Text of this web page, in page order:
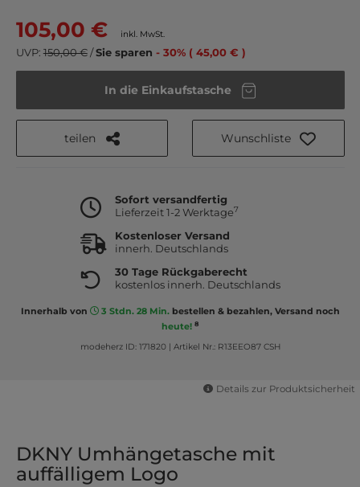
105,00 € inkl. MwSt.
UVP: 150,00 €/Sie sparen - 30% ( 45,00 € )
In die Einkaufstasche
teilen Wunschliste
Sofort versandfertig
Lieferzeit 1-2 Werktage7
Kostenloser Versand
innerh. Deutschlands
30 Tage Rückgaberecht
kostenlos innerh. Deutschlands
Innerhalb von 3 Stdn. 28 Min.bestellen & bezahlen, Versand noch
heute! 8
modeherz ID: 171820| Artikel Nr.: R13EEO87 CSH
Details zur Produktsicherheit
DKNY Umhängetasche mit
auffälligem Logo